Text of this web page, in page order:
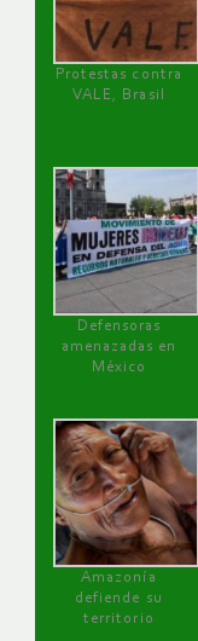
Protestas contra
VALE, Brasil
Defensoras
amenazadas en
México
Amazonía
defiende su
territorio